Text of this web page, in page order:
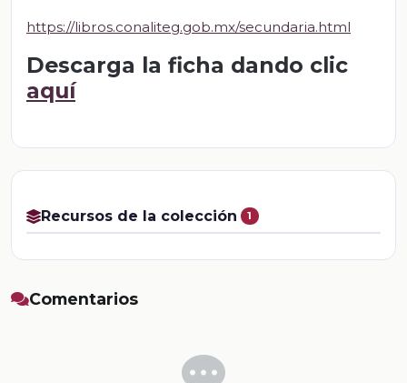
https://libros.conaliteg.gob.mx/secundaria.html
Descarga la ficha dando clic
aquí
Recursos de la colección 1
Comentarios